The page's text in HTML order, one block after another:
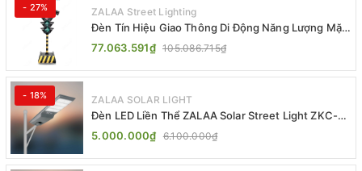
- 27% ZALAA Street Lighting
Đèn Tín Hiệu Giao Thông Di Động Năng Lượng Mặt
Trời ZALAA ZL-409300C
77.063.591₫ 105.086.715₫
- 18% ZALAA SOLAR LIGHT
Đèn LED Liền Thể ZALAA Solar Street Light ZKC-
TG 20W 25W 30W All In One
5.000.000₫ 6.100.000₫